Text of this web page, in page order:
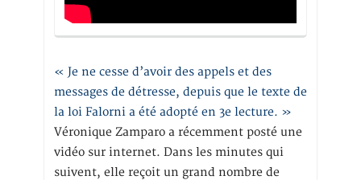
« Je ne cesse d’avoir des appels et des
messages de détresse, depuis que le texte de
la loi Falorni a été adopté en 3e lecture. »
Véronique Zamparo a récemment posté une
vidéo sur internet. Dans les minutes qui
suivent, elle reçoit un grand nombre de